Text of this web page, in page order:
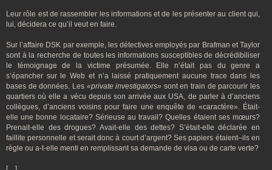
Leur rôle est de rassembler les informations et de les présenter au client qui,
lui, décidera ce qu’il veut en faire.
Sur l’affaire DSK par exemple, les détectives employés par Brafman et Taylor
sont à la recherche de toutes les informations susceptibles de décrédibiliser
le témoignage de la victime présumée. Elle n’était pas du genre a
s’épancher sur le Web et n’a laissé pratiquement aucune trace dans les
bases de données. Les «private investigators» sont en train de parcourir les
quartiers où elle a vécu depuis son arrivée aux USA, de parler à d’anciens
collègues, d’anciens voisins pour faire une enquête de «caractère». Était-
elle une bonne locataire? Sérieuse au travail? Quelles étaient ses mœurs?
Prenait-elle des drogues? Avait-elle des dettes? S’était-elle déclarée en
faillite personnelle et serait donc à court d’argent? Ses papiers étaient–ils en
règle ou a-t-elle menti en remplissant sa demande de visa ou de carte verte?